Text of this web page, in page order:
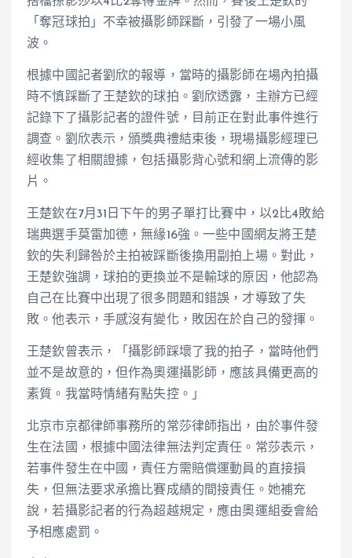
「奪冠球拍」不幸被攝影師踩斷，引發了一場小風
波。
根據中國記者劉欣的報導，當時的攝影師在場內拍攝
時不慎踩斷了王楚欽的球拍。劉欣透露，主辦方已經
記錄下了攝影記者的證件號，目前正在對此事件進行
調查。劉欣表示，頒獎典禮結束後，現場攝影經理已
經收集了相關證據，包括攝影背心號和網上流傳的影
片。
王楚欽在7月31日下午的男子單打比賽中，以2比4敗給
瑞典選手莫雷加德，無緣16強。一些中國網友將王楚
欽的失利歸咎於主拍被踩斷後換用副拍上場。對此，
王楚欽強調，球拍的更換並不是輸球的原因，他認為
自己在比賽中出現了很多問題和錯誤，才導致了失
敗。他表示，手感沒有變化，敗因在於自己的發揮。
王楚欽曾表示，「攝影師踩壞了我的拍子，當時他們
並不是故意的，但作為奧運攝影師，應該具備更高的
素質。我當時情緒有點失控。」
北京市京都律師事務所的常莎律師指出，由於事件發
生在法國，根據中國法律無法判定責任。常莎表示，
若事件發生在中國，責任方需賠償運動員的直接損
失，但無法要求承擔比賽成績的間接責任。她補充
說，若攝影記者的行為超越規定，應由奧運組委會給
予相應處罰。